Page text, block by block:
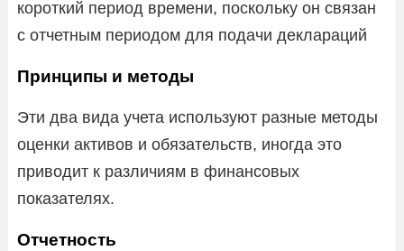
короткий период времени, поскольку он связан
с отчетным периодом для подачи деклараций
Принципы и методы
Эти два вида учета используют разные методы
оценки активов и обязательств, иногда это
приводит к различиям в финансовых
показателях.
Отчетность